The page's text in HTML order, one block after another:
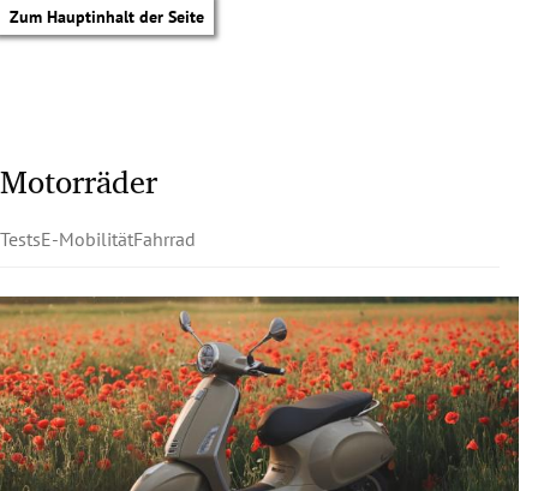
Zum Hauptinhalt der Seite
Motorräder
TestsE-MobilitätFahrrad